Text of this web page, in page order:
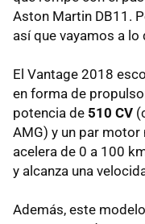
Aston Martin DB11.
así que vayamos a lo
El Vantage 2018
en forma de
potencia de 510 CV
AMG) y un par
acelera de 0 a 100
y alcanza una
Además, este